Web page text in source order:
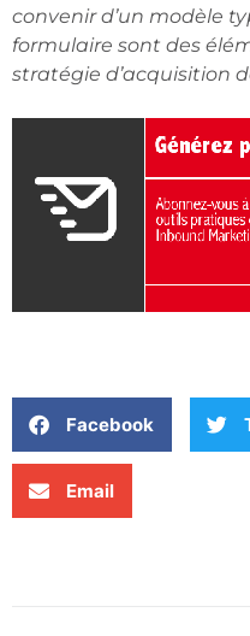
convenir d’un modèle
formulaire sont des
stratégie d’acquisition
Facebook
Email